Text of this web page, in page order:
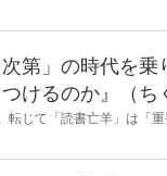
第」の時代を
けるのか』（ち
じて「読書亡羊」は「
仕事を放り出してでも、